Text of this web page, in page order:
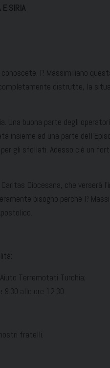
E SIRIA
P. Massimiliano
distrutte, la
buona parte degli
insieme ad una parte
gli sfollati. Adesso c’è un
Diocesana, che verserà
bisogno perché P.
Terremotati Turchia;
9.30 alle ore 12.30.
fratelli.